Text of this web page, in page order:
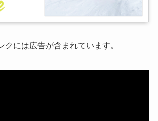
には広告が含まれています。